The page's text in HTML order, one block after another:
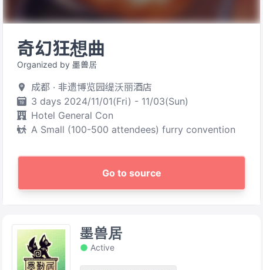
奇幻狂想曲
Organized by 墨兽居
成都 · 非遗博览园缇沃丽酒店
3 days 2024/11/01(Fri) - 11/03(Sun)
Hotel General Con
A Small (100-500 attendees) furry convention
Go to source
墨兽居
Active